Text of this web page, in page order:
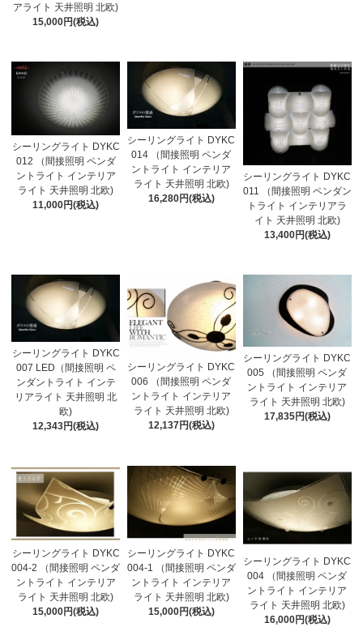
アライト 天井照明 北欧)
15,000円(税込)
シーリングライト DYKC
012 （間接照明 ペンダ
ントライト インテリア
ライト 天井照明 北欧)
11,000円(税込)
シーリングライト DYKC
014 （間接照明 ペンダ
ントライト インテリア
ライト 天井照明 北欧)
16,280円(税込)
シーリングライト DYKC
011 （間接照明 ペンダン
トライト インテリアラ
イト 天井照明 北欧)
13,400円(税込)
シーリングライト DYKC
007 LED（間接照明 ペ
ンダントライト インテ
リアライト 天井照明 北
欧)
12,343円(税込)
シーリングライト DYKC
006 （間接照明 ペンダ
ントライト インテリア
ライト 天井照明 北欧)
12,137円(税込)
シーリングライト DYKC
005 （間接照明 ペンダ
ントライト インテリア
ライト 天井照明 北欧)
17,835円(税込)
シーリングライト DYKC
004-2 （間接照明 ペンダ
ントライト インテリア
ライト 天井照明 北欧)
15,000円(税込)
シーリングライト DYKC
004-1 （間接照明 ペンダ
ントライト インテリア
ライト 天井照明 北欧)
15,000円(税込)
シーリングライト DYKC
004 （間接照明 ペンダ
ントライト インテリア
ライト 天井照明 北欧)
16,000円(税込)